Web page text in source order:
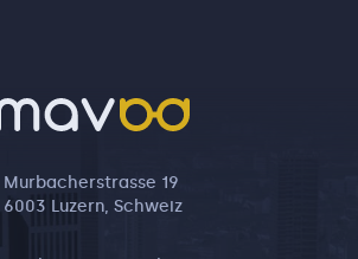
Murbacherstrasse 19
6003 Luzern, Schweiz